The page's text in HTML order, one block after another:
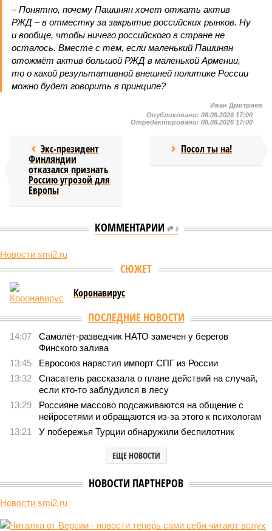
– Понятно, почему Пашинян хочет отжать актив
РЖД – в отместку за закрытие российских рынков. Ну
и вообще, чтобы ничего российского в стране не
осталось. Вместе с тем, если маленький Пашинян
отожмёт актив большой РЖД в маленькой Армении,
то о какой результативной внешней политике России
можно будет говорить в принципе?
Иван Дмитриев
Опубликовано: 08.08.2026 17:00
Отредактировано: 08.08.2026 17:00
Экс-президент
Финляндии
отказался признать
Россию угрозой для
Европы
Посол ты на!
КОММЕНТАРИИ 0
Новости smi2.ru
СЮЖЕТ
Коронавирус
ПОСЛЕДНИЕ НОВОСТИ
14:07
Самолёт-разведчик НАТО замечен у берегов
Финского залива
13:45
Евросоюз нарастил импорт СПГ из России
13:32
Спасатель рассказала о плане действий на случай,
если кто-то заблудился в лесу
13:29
Россияне массово подсаживаются на общение с
нейросетями и обращаются из-за этого к психологам
13:21
У побережья Турции обнаружили беспилотник
ЕЩЕ НОВОСТИ
НОВОСТИ ПАРТНЕРОВ
Новости smi2.ru